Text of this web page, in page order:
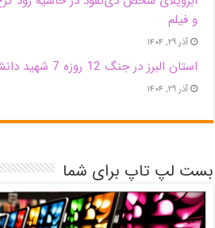
و فیلم
آذر ۲۹, ۱۴۰۴
استان البرز در جنگ 12 روزه 7 شهید دانشجو تقدیم انقلاب کرد
آذر ۲۹, ۱۴۰۴
بست لپ تاپ برای شما